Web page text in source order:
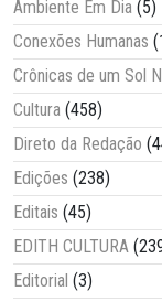
Ambiente Em Dia (5)
Conexões Humanas
Crônicas de um Sol
Cultura (458)
Direto da Redação
Edições (238)
Editais (45)
EDITH CULTURA
Editorial (3)